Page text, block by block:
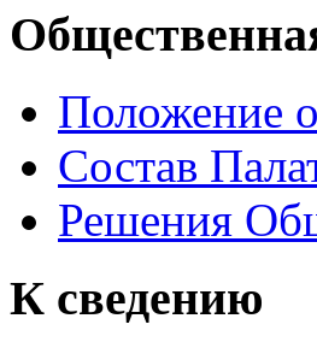
Положение
Состав
Решения
К сведению